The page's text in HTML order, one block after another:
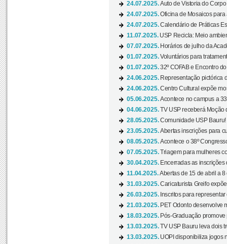
24.07.2025.Auto de Vistoria do
24.07.2025.Oficina de Mosaicos
24.07.2025.Calendário de Práticas
11.07.2025. USP Recicla: Meio
07.07.2025. Horários de julho da
01.07.2025.Voluntários para
01.07.2025.32º COFAB e Encontro
24.06.2025. Representação pictórica
24.06.2025.Centro Cultural expõe
05.06.2025.Acontece no campus a
04.06.2025.TV USP receberá Moção
28.05.2025.Comunidade USP Bauru!
23.05.2025.Abertas inscrições para
08.05.2025.Acontece o 38º
07.05.2025.Triagem para mulheres
30.04.2025. Encerradas as inscrições
11.04.2025.Abertas de 15 de abril a
31.03.2025.Caricaturista Greifo
26.03.2025. Inscritos para
21.03.2025. PET Odonto desenvolve
18.03.2025. Pós-Graduação
13.03.2025.TV USP Bauru leva dois
13.03.2025. UOPI disponibiliza jogos